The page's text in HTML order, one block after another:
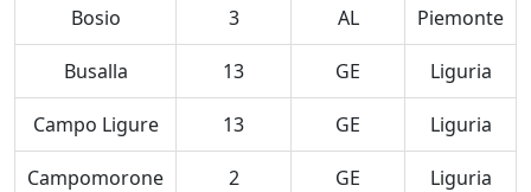
Bosio 3 AL Piemonte
Busalla 13 GE Liguria
Campo Ligure 13 GE Liguria
Campomorone 2 GE Liguria